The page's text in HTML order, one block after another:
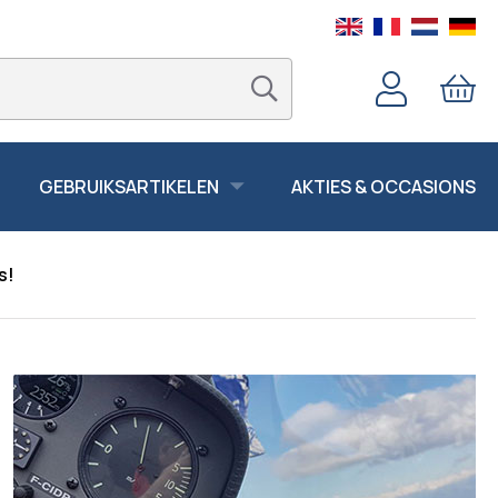
GEBRUIKSARTIKELEN AKTIES & OCCASIONS